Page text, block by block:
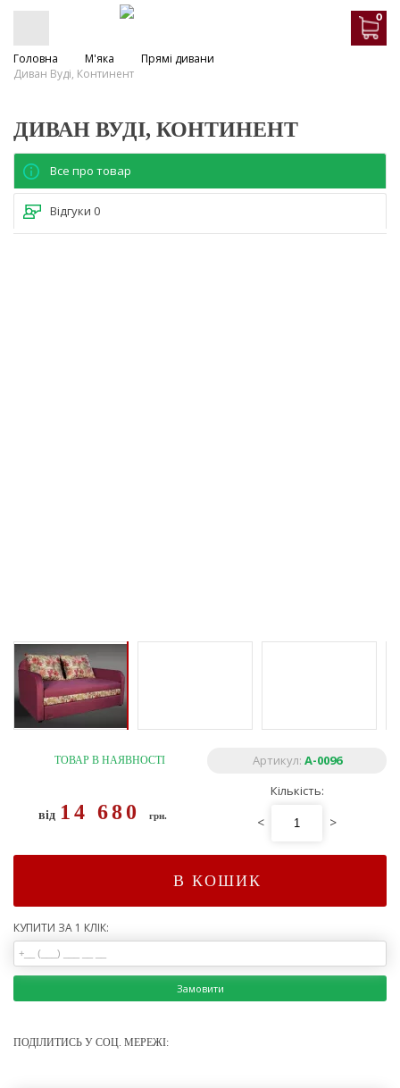
0
Головна М'яка
Прямі дивани
Диван Вуді, Континент
ДИВАН ВУДІ, КОНТИНЕНТ
Все про товар
Відгуки 0
ТОВАР В НАЯВНОСТІ Артикул: A-0096
від 14 680грн.
Кількість:
< >
В КОШИК
КУПИТИ ЗА 1 КЛІК:
Замовити
ПОДІЛИТИСЬ У СОЦ. МЕРЕЖІ: